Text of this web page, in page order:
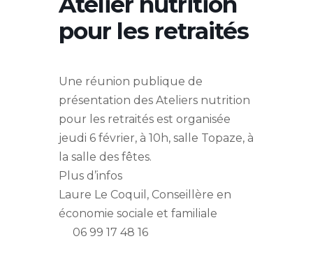
pour les retraités
Une réunion publique de
présentation des Ateliers nutrition
pour les retraités est organisée
jeudi 6 février, à 10h, salle Topaze, à
la salle des fêtes.
Plus d’infos
Laure Le Coquil, Conseillère en
économie sociale et familiale
06 99 17 48 16